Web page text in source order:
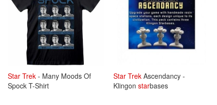
Star Trek - Many Moods Of
Spock T-Shirt
Star Trek Ascendancy -
Klingon starbases